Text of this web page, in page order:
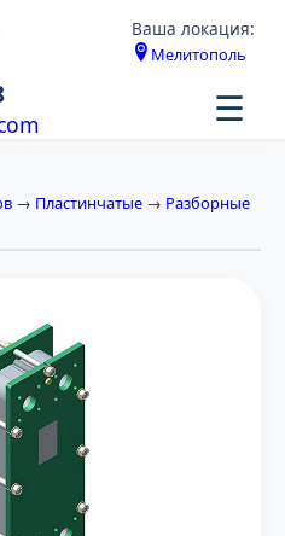
Ваша локация:
Мелитополь
☰
→ Пластинчатые → Разборные